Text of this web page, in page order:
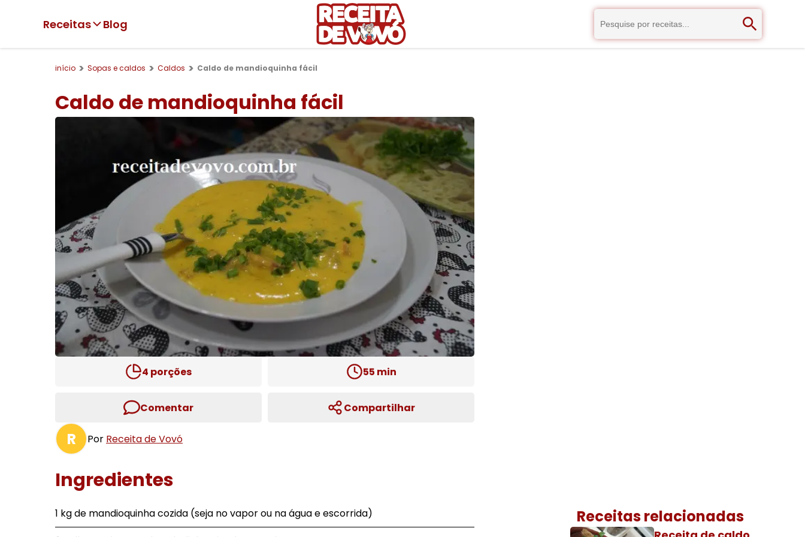
Receitas Blog
início Sopas e caldos Caldos Caldo de mandioquinha fácil
Caldo de mandioquinha fácil
4 porções 55 min
Comentar Compartilhar
R Por Receita de Vovó
Ingredientes
1 kg de mandioquinha cozida (seja no vapor ou na água e escorrida)
Receitas relacionadas